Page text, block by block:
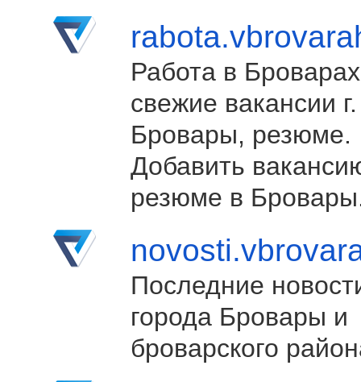
Работа в
свежие вакансии г.
Бровары, резюме.
Добавить
резюме в
Последние
города Бровары и
броварского